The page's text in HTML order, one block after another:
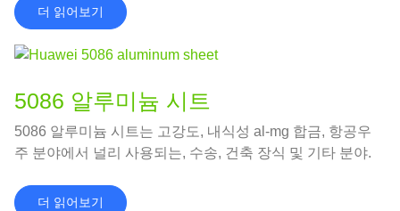
더 읽어보기
5086 알루미늄 시트
5086 알루미늄 시트는 고강도, 내식성 al-mg 합금, 항공우
주 분야에서 널리 사용되는, 수송, 건축 장식 및 기타 분야.
더 읽어보기